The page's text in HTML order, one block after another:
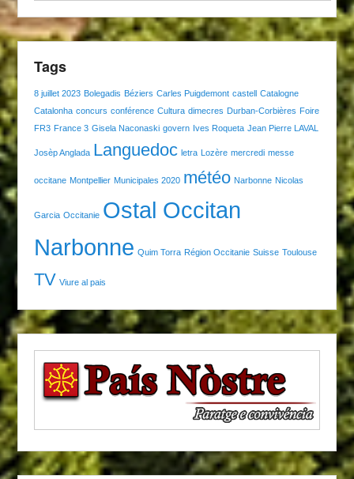
Tags
8 juillet 2023 Bolegadis Béziers Carles Puigdemont castell Catalogne
Catalonha concurs conférence Cultura dimecres Durban-Corbières Foire
FR3 France 3 Gisela Naconaski govern Ives Roqueta Jean Pierre LAVAL
Josèp Anglada Languedoc letra Lozère mercredi messe
occitane Montpellier Municipales 2020 météo Narbonne Nicolas
Garcia Occitanie Ostal Occitan
Narbonne Quim Torra Région Occitanie Suisse Toulouse
TV Viure al pais